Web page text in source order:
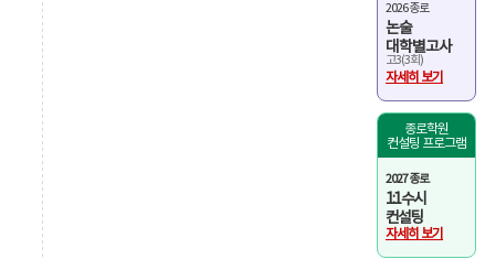
2026 종로
논술
대학별고사
고3(3회)
자세히 보기
종로학원
컨설팅 프로그램
2027 종로
1:1 수시
컨설팅
자세히 보기